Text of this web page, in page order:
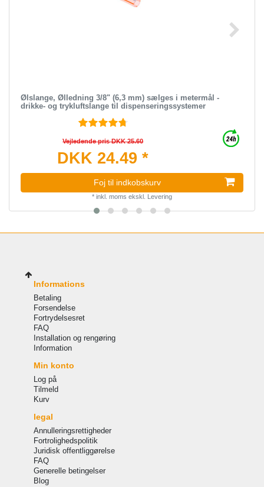
Ølslange, Ølledning 3/8" (6,3 mm) sælges i metermål -
drikke- og trykluftslange til dispenseringssystemer
Vejledende pris DKK 25.60
DKK 24.49 *
Foj til indkobskurv
* inkl. moms ekskl. Levering
Informations
Betaling
Forsendelse
Fortrydelsesret
FAQ
Installation og rengøring
Information
Min konto
Log på
Tilmeld
Kurv
legal
Annulleringsrettigheder
Fortrolighedspolitik
Juridisk offentliggørelse
FAQ
Generelle betingelser
Blog